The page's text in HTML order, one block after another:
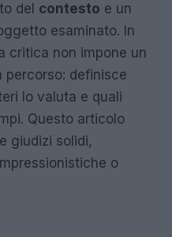
del contesto e un
esaminato. In
critica non impone un
definisce
lo valuta e quali
Questo articolo
giudizi solidi,
o